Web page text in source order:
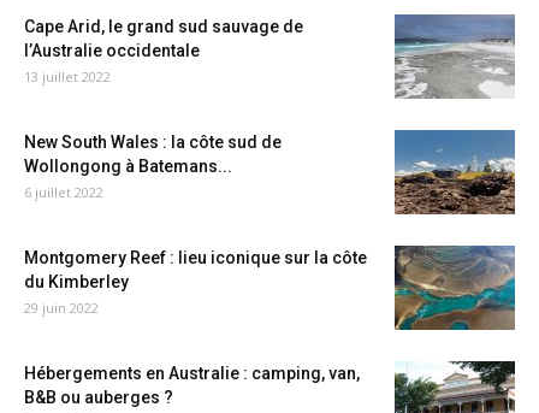
Cape Arid, le grand sud sauvage de
l’Australie occidentale
13 juillet 2022
New South Wales : la côte sud de
Wollongong à Batemans...
6 juillet 2022
Montgomery Reef : lieu iconique sur la côte
du Kimberley
29 juin 2022
Hébergements en Australie : camping, van,
B&B ou auberges ?